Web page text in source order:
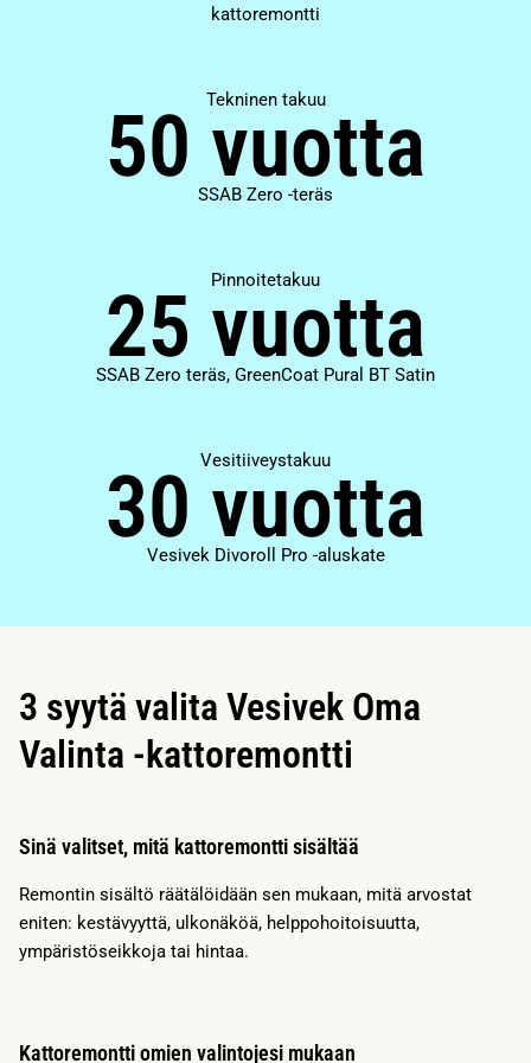
kattoremontti
Tekninen takuu
50 vuotta
SSAB Zero -teräs
Pinnoitetakuu
25 vuotta
SSAB Zero teräs, GreenCoat Pural BT Satin
Vesitiiveystakuu
30 vuotta
Vesivek Divoroll Pro -aluskate
3 syytä valita Vesivek Oma
Valinta -kattoremontti
Sinä valitset, mitä kattoremontti sisältää
Remontin sisältö räätälöidään sen mukaan, mitä arvostat
eniten: kestävyyttä, ulkonäköä, helppohoitoisuutta,
ympäristöseikkoja tai hintaa.
Kattoremontti omien valintojesi mukaan